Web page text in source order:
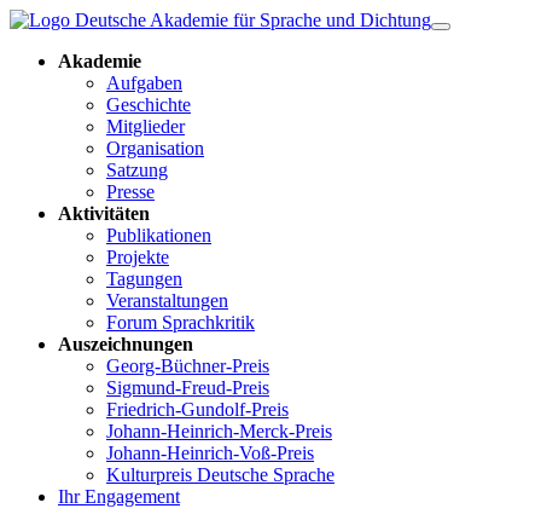
Akademie
Aufgaben
Geschichte
Mitglieder
Organisation
Satzung
Presse
Aktivitäten
Publikationen
Projekte
Tagungen
Veranstaltungen
Forum Sprachkritik
Auszeichnungen
Georg-Büchner-Preis
Sigmund-Freud-Preis
Friedrich-Gundolf-Preis
Johann-Heinrich-Merck-Preis
Johann-Heinrich-Voß-Preis
Kulturpreis Deutsche Sprache
Ihr Engagement